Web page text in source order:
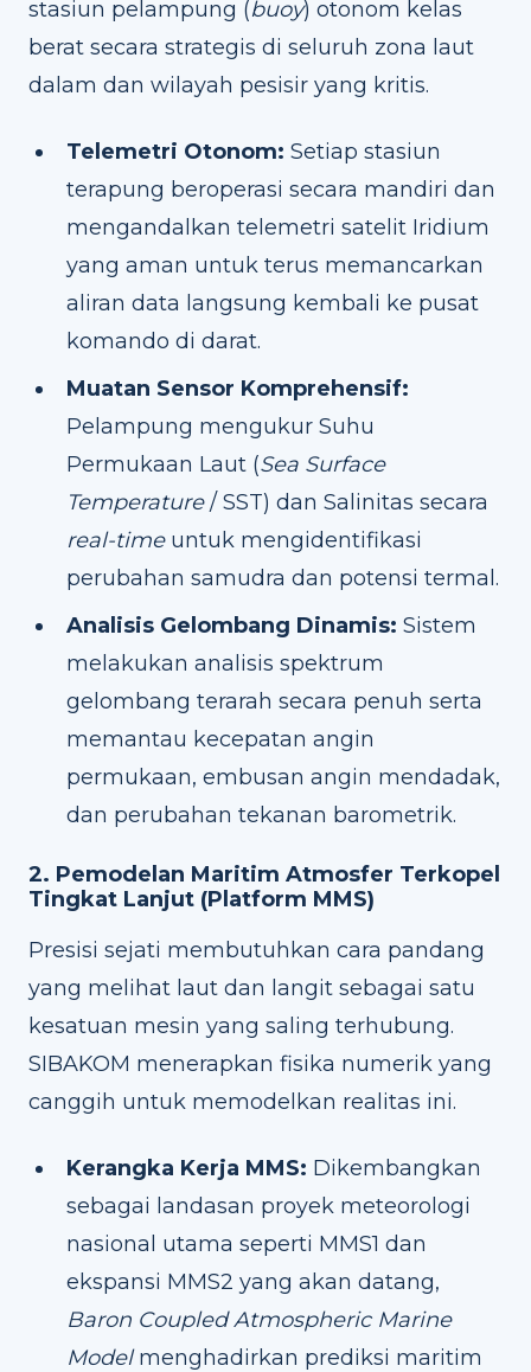
stasiun pelampung (buoy) otonom kelas
berat secara strategis di seluruh zona laut
dalam dan wilayah pesisir yang kritis.
Telemetri Otonom: Setiap stasiun
terapung beroperasi secara mandiri dan
mengandalkan telemetri satelit Iridium
yang aman untuk terus memancarkan
aliran data langsung kembali ke pusat
komando di darat.
Muatan Sensor Komprehensif:
Pelampung mengukur Suhu
Permukaan Laut (Sea Surface
Temperature/ SST) dan Salinitas secara
real-timeuntuk mengidentifikasi
perubahan samudra dan potensi termal.
Analisis Gelombang Dinamis: Sistem
melakukan analisis spektrum
gelombang terarah secara penuh serta
memantau kecepatan angin
permukaan, embusan angin mendadak,
dan perubahan tekanan barometrik.
2. Pemodelan Maritim Atmosfer Terkopel
Tingkat Lanjut (Platform MMS)
Presisi sejati membutuhkan cara pandang
yang melihat laut dan langit sebagai satu
kesatuan mesin yang saling terhubung.
SIBAKOM menerapkan fisika numerik yang
canggih untuk memodelkan realitas ini.
Kerangka Kerja MMS: Dikembangkan
sebagai landasan proyek meteorologi
nasional utama seperti MMS1 dan
ekspansi MMS2 yang akan datang,
Baron Coupled Atmospheric Marine
Modelmenghadirkan prediksi maritim